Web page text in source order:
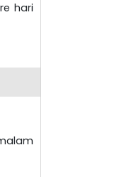
hari